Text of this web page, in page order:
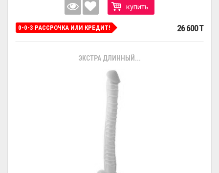
купить
0-0-3 РАССРОЧКА ИЛИ КРЕДИТ! 26 600 T
ЭКСТРА ДЛИННЫЙ...